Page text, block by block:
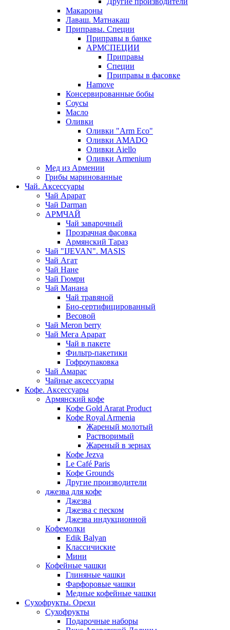
Макароны
Лаваш. Матнакаш
Приправы. Специи
Приправы в банке
АРМСПЕЦИИ
Приправы
Специи
Приправы в фасовке
Hamove
Консервированные бобы
Соусы
Масло
Оливки
Оливки "Arm Eco"
Оливки AMADO
Оливки Aiello
Оливки Armenium
Мед из Армении
Грибы маринованные
Чай. Аксессуары
Чай Арарат
Чай Darman
АРМЧАЙ
Чай заварочный
Прозрачная фасовка
Армянский Тараз
Чай "IJEVAN". MASIS
Чай Агат
Чай Нане
Чай Гюмри
Чай Манана
Чай травяной
Био-сертифицированный
Весовой
Чай Meron berry
Чай Мега Арарат
Чай в пакете
Фильтр-пакетики
Гофроупаковка
Чай Амарас
Чайные аксессуары
Кофе. Аксессуары
Армянский кофе
Кофе Gold Ararat Product
Кофе Royal Armenia
Жареный молотый
Растворимый
Жареный в зернах
Кофе Jezva
Le Café Paris
Кофе Grounds
Другие производители
джезва для кофе
Джезва
Джезва с песком
Джезва индукционной
Кофемолки
Edik Balyan
Классичиские
Мини
Кофейные чашки
Глиняные чашки
Фарфоровые чашки
Медные кофейные чашки
Сухофрукты. Орехи
Сухофрукты
Подарочные наборы